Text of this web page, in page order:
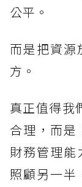
公平。
而是把資源
方。
真正值得我
合理，而是
財務管理能
照顧另一半